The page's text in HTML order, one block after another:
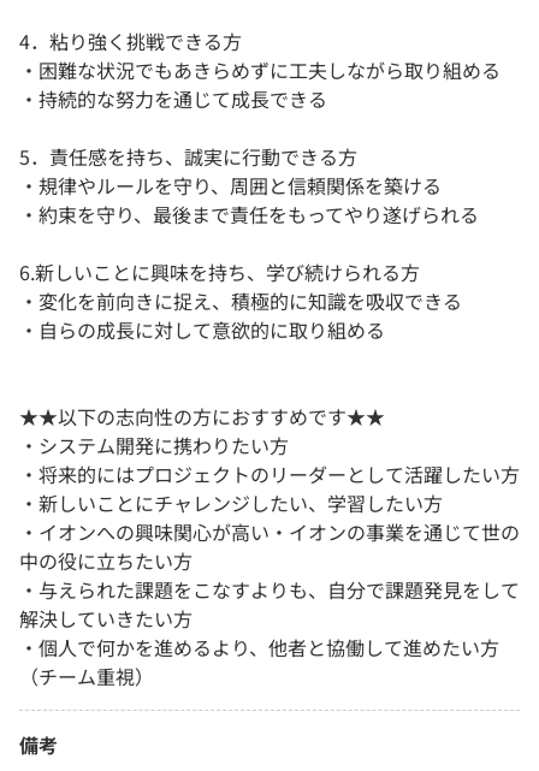
4．粘り強く挑戦できる方
・困難な状況でもあきらめずに工夫しながら取り組める
・持続的な努力を通じて成長できる
5．責任感を持ち、誠実に行動できる方
・規律やルールを守り、周囲と信頼関係を築ける
・約束を守り、最後まで責任をもってやり遂げられる
6.新しいことに興味を持ち、学び続けられる方
・変化を前向きに捉え、積極的に知識を吸収できる
・自らの成長に対して意欲的に取り組める
★★以下の志向性の方におすすめです★★
・システム開発に携わりたい方
・将来的にはプロジェクトのリーダーとして活躍したい方
・新しいことにチャレンジしたい、学習したい方
・イオンへの興味関心が高い・イオンの事業を通じて世の
中の役に立ちたい方
・与えられた課題をこなすよりも、自分で課題発見をして
解決していきたい方
・個人で何かを進めるより、他者と協働して進めたい方
（チーム重視）
備考